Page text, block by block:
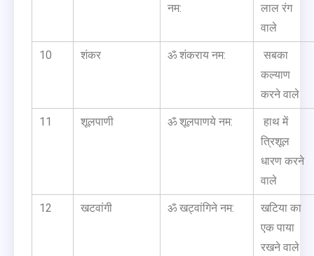
नम:
लाल रंग
वाले
10 शंकर ॐ शंकराय नम:
सबका
कल्याण
करने वाले
11 शूलपाणी ॐ शूलपाणये नम:
हाथ में
त्रिशूल
धारण करने
वाले
12 खटवांगी ॐ खट्वांगिने नम:
खटिया का
एक पाया
रखने वाले